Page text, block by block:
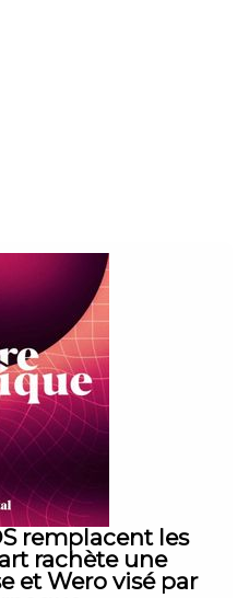
il faut regarder ce qu’elle
sur Google, ou sur
de faire le search listening.
le search et le social n’en
Pour bien comprendre
d’outils, Siècle Digital a
cofondateur et CEO de la
le search listening.
sont disponibles
remplacent les
rachète une
et Wero visé par